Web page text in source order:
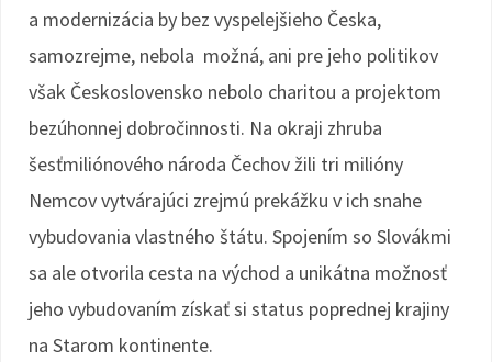
a modernizácia by bez vyspelejšieho Česka,
samozrejme, nebola možná, ani pre jeho politikov
však Československo nebolo charitou a projektom
bezúhonnej dobročinnosti. Na okraji zhruba
šesťmiliónového národa Čechov žili tri milióny
Nemcov vytvárajúci zrejmú prekážku v ich snahe
vybudovania vlastného štátu. Spojením so Slovákmi
sa ale otvorila cesta na východ a unikátna možnosť
jeho vybudovaním získať si status poprednej krajiny
na Starom kontinente.